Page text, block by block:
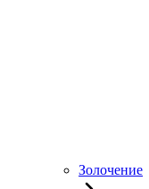
Золочение